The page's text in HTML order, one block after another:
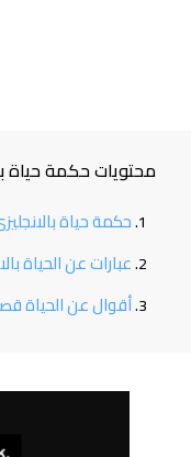
محتويات حكمة حياة
حكمة حياة
عبارات عن الحياة
أقوال عن الحياة